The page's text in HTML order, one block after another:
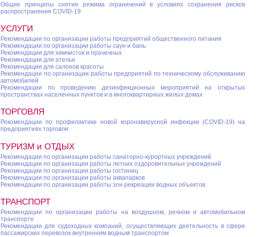
Общие принципы снятия режима ограничений в условиях сохранения рисков
распространения COVID-19
УСЛУГИ
Рекомендации по организации работы предприятий общественного питания
Рекомендации по организации работы саун и бань
Рекомендации для химчисток и прачечных
Рекомендации для ателье
Рекомендации для салонов красоты
Рекомендации по организации работы предприятий по техническому обслуживанию
автомобилей
Рекомендации по проведению дезинфекционных мероприятий на открытых
пространствах населенных пунктов и в многоквартирных жилых домах
ТОРГОВЛЯ
Рекомендации по профилактике новой коронавирусной инфекции (COVID-19) на
предприятиях торговли
ТУРИЗМ и ОТДЫХ
Рекомендации по организации работы санаторно-курортных учреждений
Рекомендации по организации работы летних оздоровительных учреждений
Рекомендации по организации работы гостиниц
Рекомендации по организации работы аквапарков
Рекомендации по организации работы зон рекреации водных объектов
ТРАНСПОРТ
Рекомендации по организации работы на воздушном, речном и автомобильном
транспорте
Рекомендации для судоходных компаний, осуществляющих деятельность в сфере
пассажирских перевозок внутренним водным транспортом